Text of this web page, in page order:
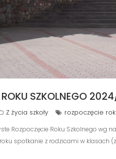
ROKU SZKOLNEGO
Z życia szkoły rozpoczęcie
Rozpoczęcie Roku Szkolnego wg
spotkanie z rodzicami w klasach